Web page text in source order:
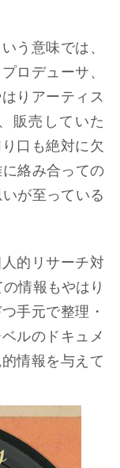
う意味では、
ロデューサ、
りアーティス
販売していた
口も絶対に欠
絡み合っての
が至っている
的リサーチ対
情報もやはり
手元で整理・
ルのドキュメ
情報を与えて